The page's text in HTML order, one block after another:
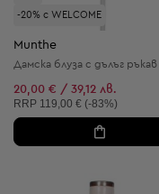
-20% с WELCOME
Munthe
Дамска блуза с дълъг ръкав
20,00 € / 39,12 лв.
Препоръчителна цена:
RRP 119,00 € (-83%)